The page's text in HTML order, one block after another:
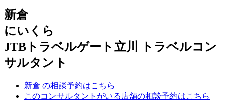
新倉
にいくら
JTBトラベルゲート立川 トラベルコン
サルタント
新倉 の相談予約はこちら
このコンサルタントがいる店舗の相談予約はこちら